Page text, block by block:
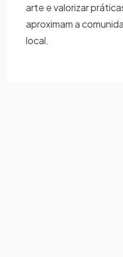
arte e valorizar
aproximam a
local.